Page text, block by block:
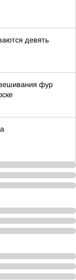
девять
фур